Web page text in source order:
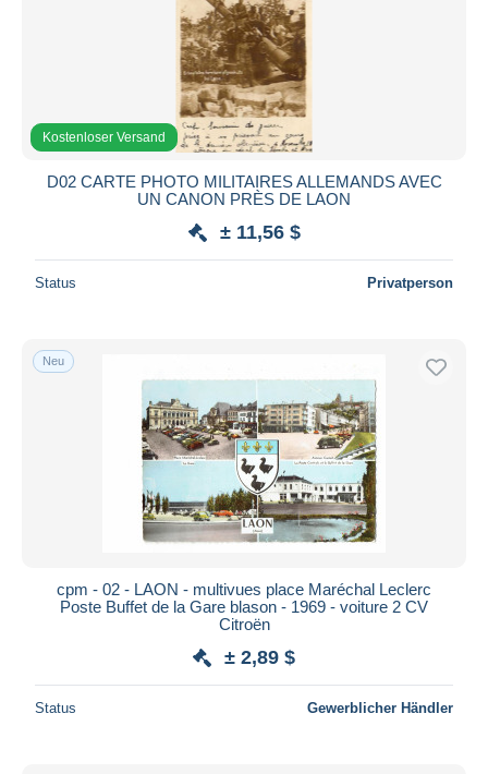
Kostenloser Versand
D02 CARTE PHOTO MILITAIRES ALLEMANDS AVEC
UN CANON PRÈS DE LAON
± 11,56 $
Status Privatperson
Neu
cpm - 02 - LAON - multivues place Maréchal Leclerc
Poste Buffet de la Gare blason - 1969 - voiture 2 CV
Citroën
± 2,89 $
Status Gewerblicher Händler